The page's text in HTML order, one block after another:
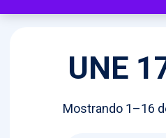
UNE
Mostrando 1–16